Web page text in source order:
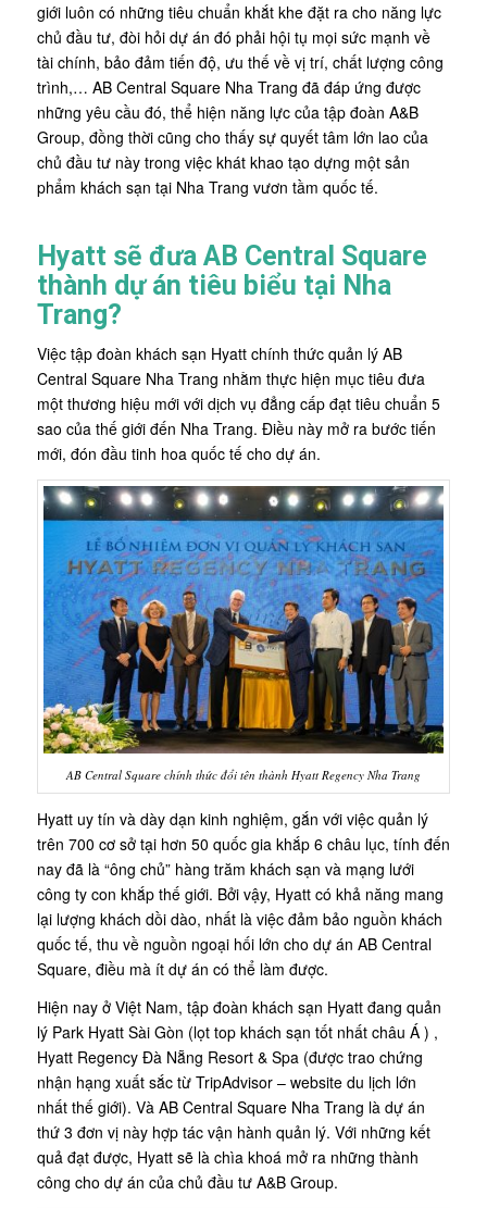
giới luôn có những tiêu chuẩn khắt khe đặt ra cho năng lực
chủ đầu tư, đòi hỏi dự án đó phải hội tụ mọi sức mạnh về
tài chính, bảo đảm tiến độ, ưu thế về vị trí, chất lượng công
trình,… AB Central Square Nha Trang đã đáp ứng được
những yêu cầu đó, thể hiện năng lực của tập đoàn A&B
Group, đồng thời cũng cho thấy sự quyết tâm lớn lao của
chủ đầu tư này trong việc khát khao tạo dựng một sản
phẩm khách sạn tại Nha Trang vươn tầm quốc tế.
Hyatt sẽ đưa AB Central Square
thành dự án tiêu biểu tại Nha
Trang?
Việc tập đoàn khách sạn Hyatt chính thức quản lý AB
Central Square Nha Trang nhằm thực hiện mục tiêu đưa
một thương hiệu mới với dịch vụ đẳng cấp đạt tiêu chuẩn 5
sao của thế giới đến Nha Trang. Điều này mở ra bước tiến
mới, đón đầu tinh hoa quốc tế cho dự án.
AB Central Square chính thức đổi tên thành Hyatt Regency Nha Trang
Hyatt uy tín và dày dạn kinh nghiệm, gắn với việc quản lý
trên 700 cơ sở tại hơn 50 quốc gia khắp 6 châu lục, tính đến
nay đã là “ông chủ” hàng trăm khách sạn và mạng lưới
công ty con khắp thế giới. Bởi vậy, Hyatt có khả năng mang
lại lượng khách dồi dào, nhất là việc đảm bảo nguồn khách
quốc tế, thu về nguồn ngoại hối lớn cho dự án AB Central
Square, điều mà ít dự án có thể làm được.
Hiện nay ở Việt Nam, tập đoàn khách sạn Hyatt đang quản
lý Park Hyatt Sài Gòn (lọt top khách sạn tốt nhất châu Á ) ,
Hyatt Regency Đà Nẵng Resort & Spa (được trao chứng
nhận hạng xuất sắc từ TripAdvisor – website du lịch lớn
nhất thế giới). Và AB Central Square Nha Trang là dự án
thứ 3 đơn vị này hợp tác vận hành quản lý. Với những kết
quả đạt được, Hyatt sẽ là chìa khoá mở ra những thành
công cho dự án của chủ đầu tư A&B Group.